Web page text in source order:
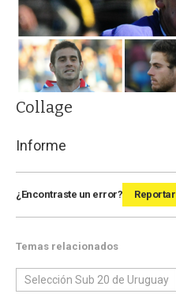
Collage
Informe
¿Encontraste un error? Reportar
Temas relacionados
Selección Sub 20 de Uruguay